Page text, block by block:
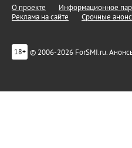
О проекте Информационное
Реклама на сайте
Срочные
18+ © 2006-2026 ForSMI.ru.